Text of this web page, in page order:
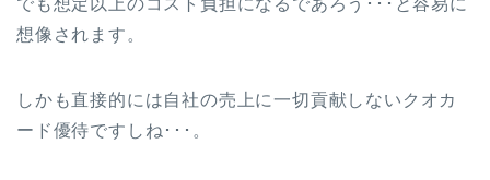
でも想定以上のコスト負担になるであろう･･･と容易に
想像されます。
しかも直接的には自社の売上に一切貢献しないクオカ
ード優待ですしね･･･。